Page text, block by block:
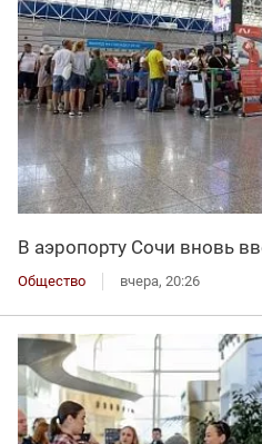
В аэропорту Сочи вновь
Общество вчера, 20:26